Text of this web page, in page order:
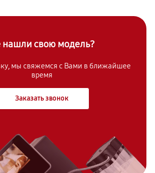
нашли свою модель?
мы свяжемся с Вами в ближайшее
время
Заказать звонок